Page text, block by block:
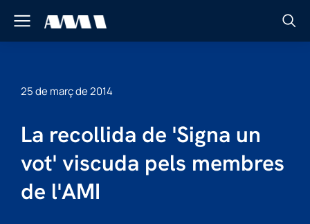
25 de març de 2014
La recollida de 'Signa un
vot' viscuda pels membres
de l'AMI